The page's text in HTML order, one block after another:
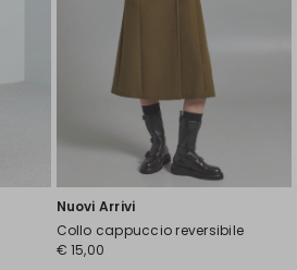
Nuovi Arrivi
Collo cappuccio reversibile
€ 15,00